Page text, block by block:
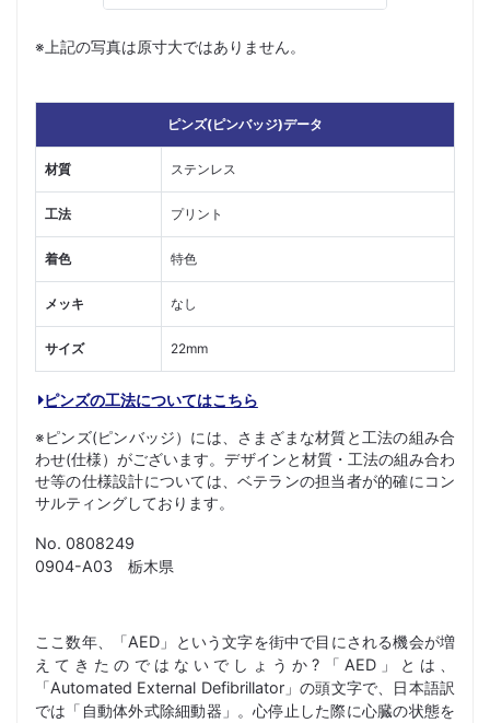
※上記の写真は原寸大ではありません。
ピンズ(ピンバッジ)データ
材質 ステンレス
工法 プリント
着色 特色
メッキ なし
サイズ 22mm
ピンズの工法についてはこちら
※ピンズ(ピンバッジ）には、さまざまな材質と工法の組み合
わせ(仕様）がございます。デザインと材質・工法の組み合わ
せ等の仕様設計については、ベテランの担当者が的確にコン
サルティングしております。
No. 0808249
0904-A03 栃木県
ここ数年、「AED」という文字を街中で目にされる機会が増
えてきたのではないでしょうか?「AED」とは、
「Automated External Defibrillator」の頭文字で、日本語訳
では「自動体外式除細動器」。心停止した際に心臓の状態を